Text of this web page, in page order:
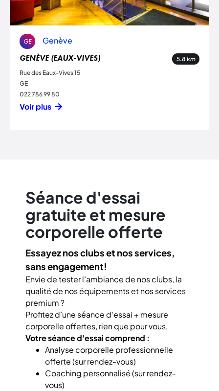
GE Genève
GENÈVE (EAUX-VIVES) 5.8 km
Rue des Eaux-Vives 15
GE
022 786 99 80
Voir plus
Séance d'essai
gratuite et mesure
corporelle offerte
Essayez nos clubs et nos services,
sans engagement!
Envie de tester l’ambiance de nos clubs, la
qualité de nos équipements et nos services
premium ?
Profitez d’une séance d'essai + mesure
corporelle offertes, rien que pour vous.
Votre séance d'essai comprend :
Analyse corporelle professionnelle
offerte (sur rendez-vous)
Coaching personnalisé (sur rendez-
vous)